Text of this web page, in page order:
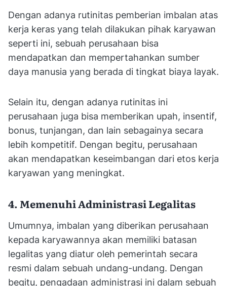
Dengan adanya rutinitas pemberian imbalan atas
kerja keras yang telah dilakukan pihak karyawan
seperti ini, sebuah perusahaan bisa
mendapatkan dan mempertahankan sumber
daya manusia yang berada di tingkat biaya layak.
Selain itu, dengan adanya rutinitas ini
perusahaan juga bisa memberikan upah, insentif,
bonus, tunjangan, dan lain sebagainya secara
lebih kompetitif. Dengan begitu, perusahaan
akan mendapatkan keseimbangan dari etos kerja
karyawan yang meningkat.
4. Memenuhi Administrasi Legalitas
Umumnya, imbalan yang diberikan perusahaan
kepada karyawannya akan memiliki batasan
legalitas yang diatur oleh pemerintah secara
resmi dalam sebuah undang-undang. Dengan
begitu, pengadaan administrasi ini dalam sebuah